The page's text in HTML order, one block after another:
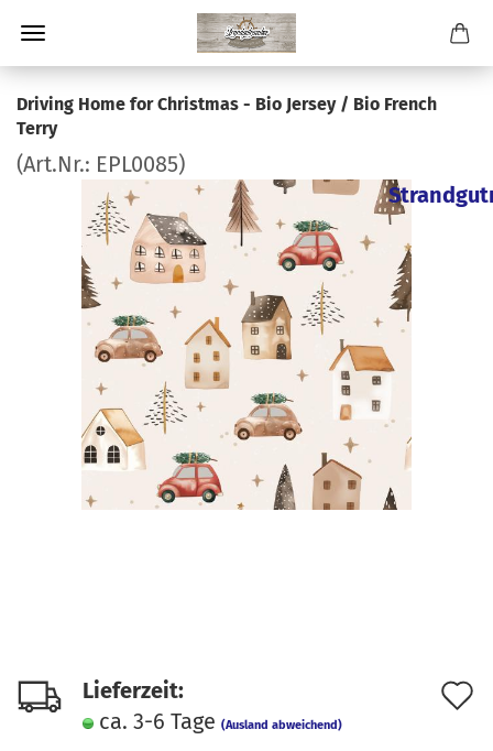
Driving Home for Christmas - Bio Jersey / Bio French
Terry
(Art.Nr.: EPL0085)
Lieferzeit:
ca. 3-6 Tage (Ausland abweichend)